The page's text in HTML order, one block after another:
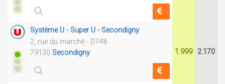
Système U - Super U - Secondigny
2, rue du marché - D748
79130 Secondigny 1.999 2.170